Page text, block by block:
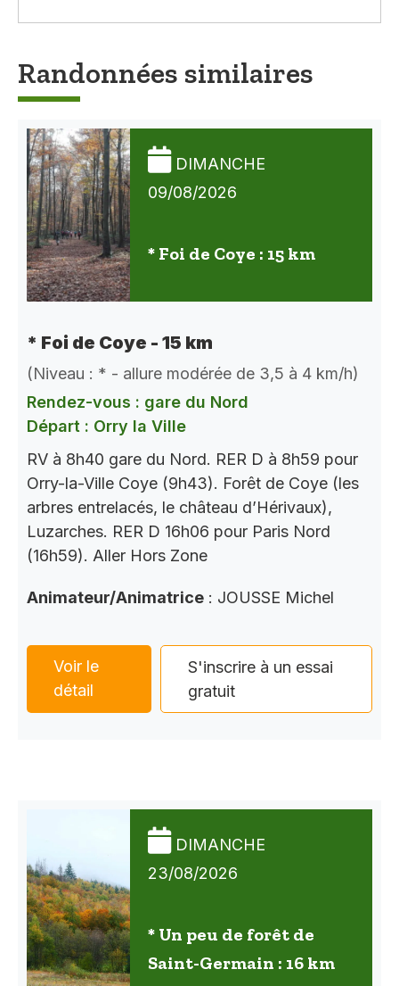
Randonnées similaires
DIMANCHE
09/08/2026
* Foi de Coye : 15 km
* Foi de Coye - 15 km
(Niveau : * - allure modérée de 3,5 à 4 km/h)
Rendez-vous : gare du Nord
Départ : Orry la Ville
RV à 8h40 gare du Nord. RER D à 8h59 pour
Orry-la-Ville Coye (9h43). Forêt de Coye (les
arbres entrelacés, le château d’Hérivaux),
Luzarches. RER D 16h06 pour Paris Nord
(16h59). Aller Hors Zone
Animateur/Animatrice : JOUSSE Michel
Voir le
détail
S'inscrire à un essai
gratuit
DIMANCHE
23/08/2026
* Un peu de forêt de
Saint-Germain : 16 km